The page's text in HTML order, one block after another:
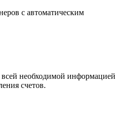
с автоматическим
необходимой информацией
счетов.